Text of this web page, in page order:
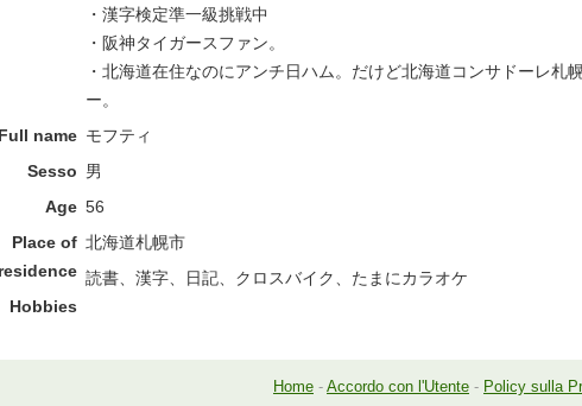
・漢字検定準一級挑戦中
・阪神タイガースファン。
・北海道在住なのにアンチ日ハム。だけど北海道コンサドーレ札
ー。
Full name モフティ
Sesso 男
Age 56
Place of
residence
北海道札幌市
Hobbies
読書、漢字、日記、クロスバイク、たまにカラオケ
Home - Accordo con l'Utente - Policy sulla